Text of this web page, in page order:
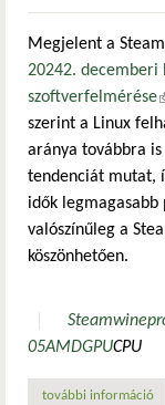
Megjelent a
20242. decemberi
szoftverfelmérése
szerint a Linux
aránya továbbra
tendenciát mutat,
idők legmagasabb
valószínűleg a
köszönhetően.
Steamwine
05AMDGPUCPU
további információ